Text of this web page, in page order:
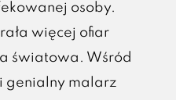
osoby.
więcej ofiar
światowa. Wśród
genialny malarz